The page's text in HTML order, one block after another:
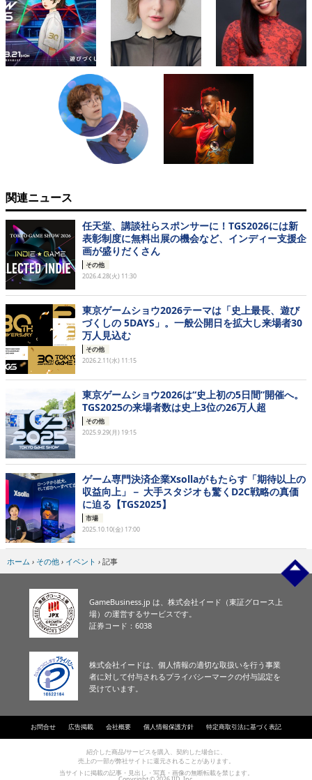
関連ニュース
任天堂、講談社らスポンサーに！TGS2026には新
表彰制度に無料出展の機会など、インディー支援企
画が盛りだくさん
その他
2026.4.28(火) 11:30
東京ゲームショウ2026テーマは「史上最長、遊び
づくしの 5DAYS」。一般公開日を拡大し来場者30
万人見込む
その他
2026.2.11(水) 11:15
東京ゲームショウ2026は“史上初の5日間”開催へ。
TGS2025の来場者数は史上3位の26万人超
その他
2025.9.29(月) 19:15
ゲーム専門決済企業Xsollaがもたらす「期待以上の
収益向上」－ 大手スタジオも驚くD2C戦略の真価
に迫る【TGS2025】
市場
2025.10.10(金) 17:00
ホーム › その他 › イベント › 記事
GameBusiness.jp は、株式会社イード（東証グロース上
場）の運営するサービスです。
証券コード：6038
株式会社イードは、個人情報の適切な取扱いを行う事業
者に対して付与されるプライバシーマークの付与認定を
受けています。
お問合せ 広告掲載 会社概要 個人情報保護方針 特定商取引法に基づく表記
紹介した商品/サービスを購入、契約した場合に、
売上の一部が弊社サイトに還元されることがあります。
当サイトに掲載の記事・見出し・写真・画像の無断転載を禁じます。